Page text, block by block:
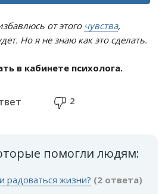
от этого чувства,
Но я не знаю как это сделать.
в кабинете психолога.
2
помогли людям:
радоваться жизни? (2 ответа)